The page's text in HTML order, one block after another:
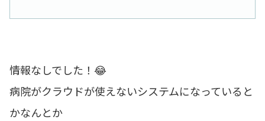
情報なしでした！😂
病院がクラウドが使えないシステムになっていると
かなんとか